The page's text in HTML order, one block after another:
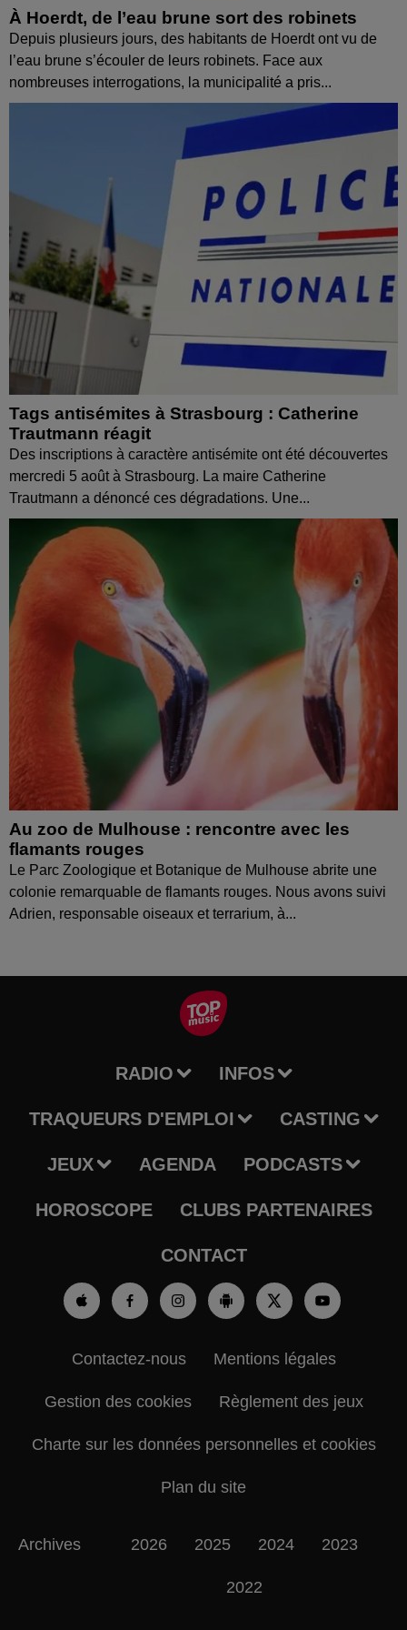
À Hoerdt, de l’eau brune sort des robinets
Depuis plusieurs jours, des habitants de Hoerdt ont vu de
l’eau brune s’écouler de leurs robinets. Face aux
nombreuses interrogations, la municipalité a pris...
Tags antisémites à Strasbourg : Catherine
Trautmann réagit
Des inscriptions à caractère antisémite ont été découvertes
mercredi 5 août à Strasbourg. La maire Catherine
Trautmann a dénoncé ces dégradations. Une...
Au zoo de Mulhouse : rencontre avec les
flamants rouges
Le Parc Zoologique et Botanique de Mulhouse abrite une
colonie remarquable de flamants rouges. Nous avons suivi
Adrien, responsable oiseaux et terrarium, à...
RADIO INFOS
TRAQUEURS D'EMPLOI CASTING
JEUX AGENDA PODCASTS
HOROSCOPE CLUBS PARTENAIRES
CONTACT
Contactez-nous Mentions légales
Gestion des cookies Règlement des jeux
Charte sur les données personnelles et cookies
Plan du site
Archives 2026 2025 2024 2023
2022